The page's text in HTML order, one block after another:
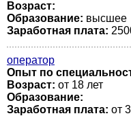
Возраст:
Образование: высшее
Заработная плата:
оператор
Опыт по
Возраст: от 18 лет
Образование:
Заработная плата: от